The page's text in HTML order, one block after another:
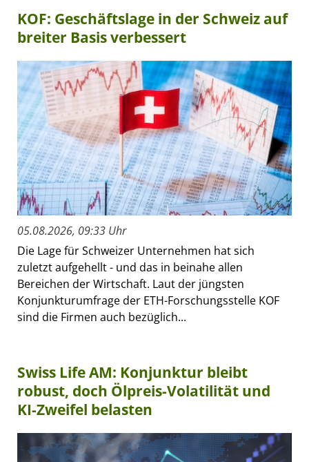
KOF: Geschäftslage in der Schweiz auf
breiter Basis verbessert
05.08.2026, 09:33 Uhr
Die Lage für Schweizer Unternehmen hat sich
zuletzt aufgehellt - und das in beinahe allen
Bereichen der Wirtschaft. Laut der jüngsten
Konjunkturumfrage der ETH-Forschungsstelle KOF
sind die Firmen auch bezüglich...
Swiss Life AM: Konjunktur bleibt
robust, doch Ölpreis-Volatilität und
KI-Zweifel belasten